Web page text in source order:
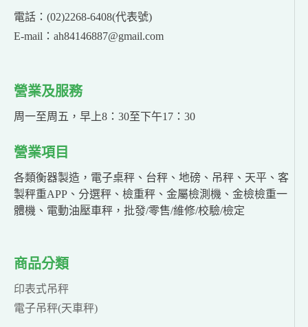
電話：(02)2268-6408(代表號)
E-mail：ah84146887@gmail.com
營業及服務
周一至周五，早上8：30至下午17：30
營業項目
各類衡器製造，電子桌秤、台秤、地磅、吊秤、天平、客
製秤重APP、分選秤、檢重秤、金屬檢測機、金檢檢重一
體機、電動油壓車秤，批發/零售/維修/校驗/檢定
商品分類
印表式吊秤
電子吊秤(天車秤)